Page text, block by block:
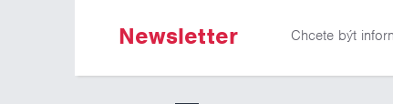
Newsletter Chcete být